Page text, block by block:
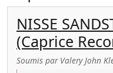
NISSE
(Caprice
Soumis par Valery John